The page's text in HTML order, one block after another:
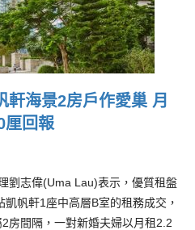
軒海景2房戶作愛巢 月
厘回報
劉志偉(Uma Lau)表示，優質租盤
帆軒1座中高層B室的租務成交，
房間隔，一對新婚夫婦以月租2.2